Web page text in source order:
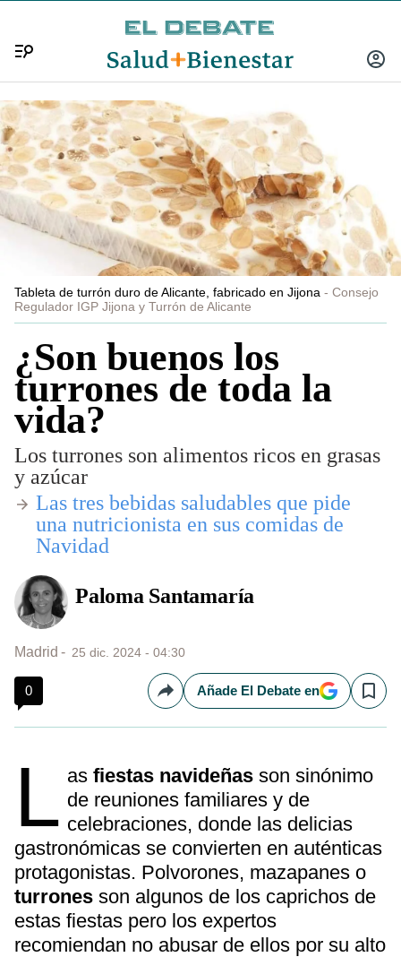
INICIAR
Tableta de turrón duro de Alicante, fabricado en Jijona
Consejo
Regulador IGP Jijona y Turrón de Alicante
¿Son buenos los
turrones de toda la
vida?
Los turrones son alimentos ricos en grasas
y azúcar
​Las tres bebidas saludables que pide
una nutricionista en sus comidas de
Navidad
Paloma Santamaría
Madrid 25 dic. 2024 - 04:30
0 CompartirAñade El Debate en Save
L asfiestas navideñas son sinónimo
de reuniones familiares y de
celebraciones, donde las delicias
gastronómicas se convierten en auténticas
protagonistas. Polvorones, mazapanes o
turrones son algunos de los caprichos de
estas fiestas pero los expertos
recomiendan no abusar de ellos por su alto